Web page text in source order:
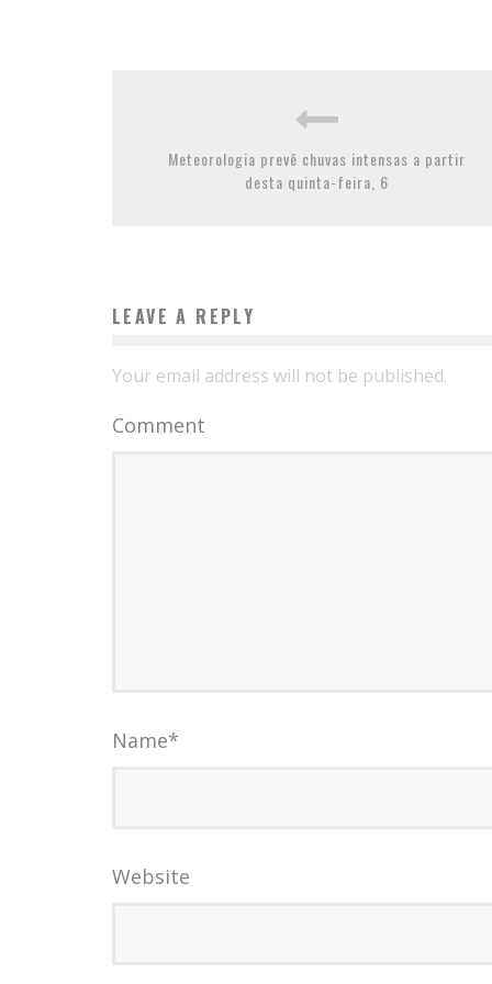
Meteorologia prevê chuvas intensas a partir
desta quinta-feira, 6
LEAVE A REPLY
Your email address will not be published.
Comment
Name*
Website